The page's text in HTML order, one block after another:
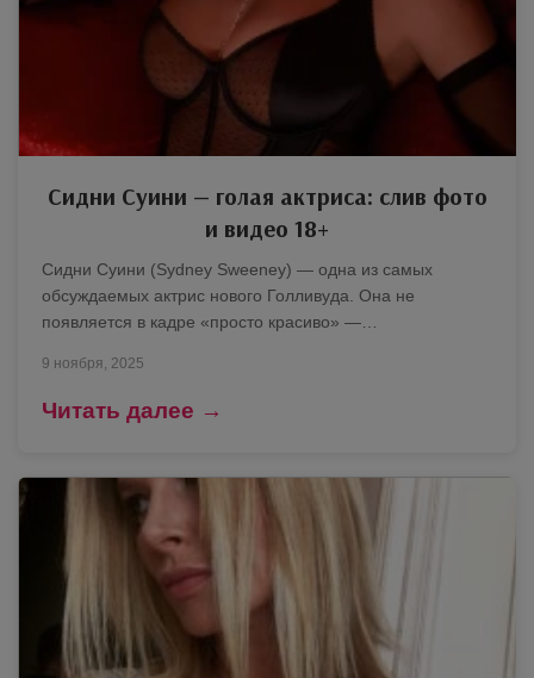
Сидни Суини — голая актриса: слив фото
и видео 18+
Сидни Суини (Sydney Sweeney) — одна из самых
обсуждаемых актрис нового Голливуда. Она не
появляется в кадре «просто красиво» —…
9 ноября, 2025
Читать далее →